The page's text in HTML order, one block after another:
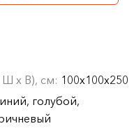
х В), см: 100х100х250
голубой,